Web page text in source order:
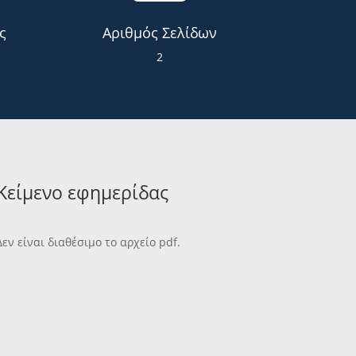
Αριθμός Σελίδων
2
εφημερίδας
είναι διαθέσιμο το αρχείο pdf.